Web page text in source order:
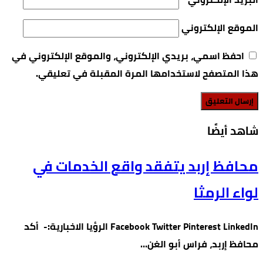
الموقع الإلكتروني
احفظ اسمي، بريدي الإلكتروني، والموقع الإلكتروني في
هذا المتصفح لاستخدامها المرة المقبلة في تعليقي.
‫شاهد أيضًا‬
محافظ إربد يتفقد واقع الخدمات في
لواء الرمثا
Facebook Twitter Pinterest LinkedIn الرؤيا الاخبارية:- أكد
محافظ إربد، فراس أبو الغن…